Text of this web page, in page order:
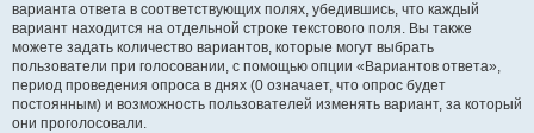
варианта ответа в соответствующих полях, убедившись, что каждый
вариант находится на отдельной строке текстового поля. Вы также
можете задать количество вариантов, которые могут выбрать
пользователи при голосовании, с помощью опции «Вариантов ответа»,
период проведения опроса в днях (0 означает, что опрос будет
постоянным) и возможность пользователей изменять вариант, за который
они проголосовали.